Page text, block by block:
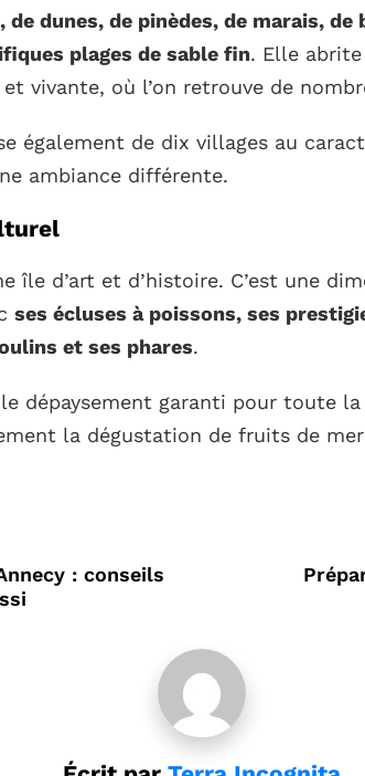
dunes, de pinèdes, de marais, de
plages de sable fin. Elle
vivante, où l’on retrouve de
également de dix villages au
ambiance différente.
île d’art et d’histoire. C’est une
ses écluses à poissons, ses
et ses phares.
le dépaysement garanti pour toute
la dégustation de fruits de
: conseils